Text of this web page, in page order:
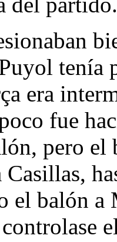
tenía
era
fue
pero el
el balón a